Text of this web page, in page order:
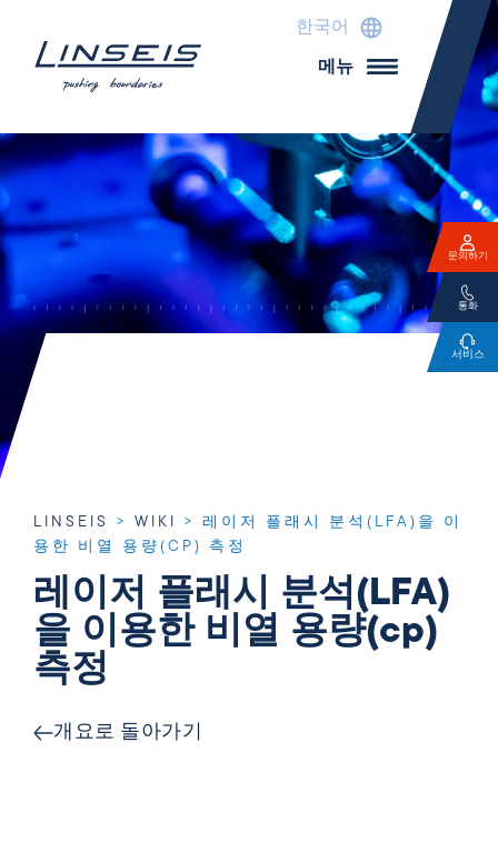
한국어
메뉴
LINSEIS > WIKI > 레이저 플래시 분석(LFA)을 이
용한 비열 용량(CP) 측정
레이저 플래시 분석(LFA)
을 이용한 비열 용량(cp)
측정
개요로 돌아가기
문의하기
통화
서비스